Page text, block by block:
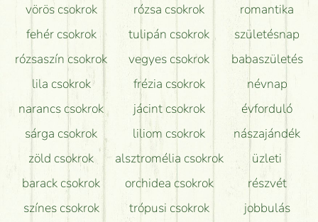
Hogy marad a lehető legtovább friss a csokor?
Tudok adventi koszorút vásárolni boltban?
vörös csokrok
fehér csokrok
rózsaszín csokrok
lila csokrok
narancs csokrok
sárga csokrok
zöld csokrok
barack csokrok
színes csokrok
rózsa csokrok
tulipán csokrok
vegyes csokrok
frézia csokrok
jácint csokrok
liliom csokrok
alsztromélia csokrok
orchidea csokrok
trópusi csokrok
romantika
születésnap
babaszületés
névnap
évforduló
nászajándék
üzleti
részvét
jobbulás